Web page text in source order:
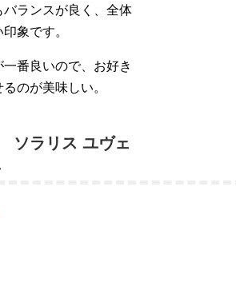
バランスが良く、全体
象です。
番良いので、お好き
のが美味しい。
ソラリス ユヴェ